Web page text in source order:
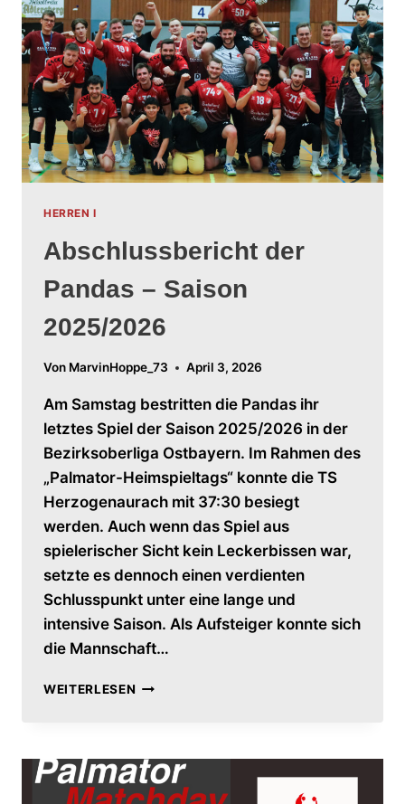
HERREN I
Abschlussbericht der
Pandas – Saison
2025/2026
Von MarvinHoppe_73 April 3, 2026
Am Samstag bestritten die Pandas ihr
letztes Spiel der Saison 2025/2026 in der
Bezirksoberliga Ostbayern. Im Rahmen des
„Palmator-Heimspieltags“ konnte die TS
Herzogenaurach mit 37:30 besiegt
werden. Auch wenn das Spiel aus
spielerischer Sicht kein Leckerbissen war,
setzte es dennoch einen verdienten
Schlusspunkt unter eine lange und
intensive Saison. Als Aufsteiger konnte sich
die Mannschaft…
WEITERLESENABSCHLUSSBERICHT
SAISON
2025/2026